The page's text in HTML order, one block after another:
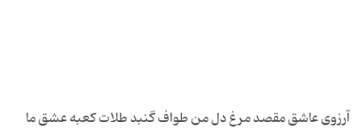
آرزوی عاشق مقصد مرغ دل من طواف گنبد طلات کعبه عشق ما